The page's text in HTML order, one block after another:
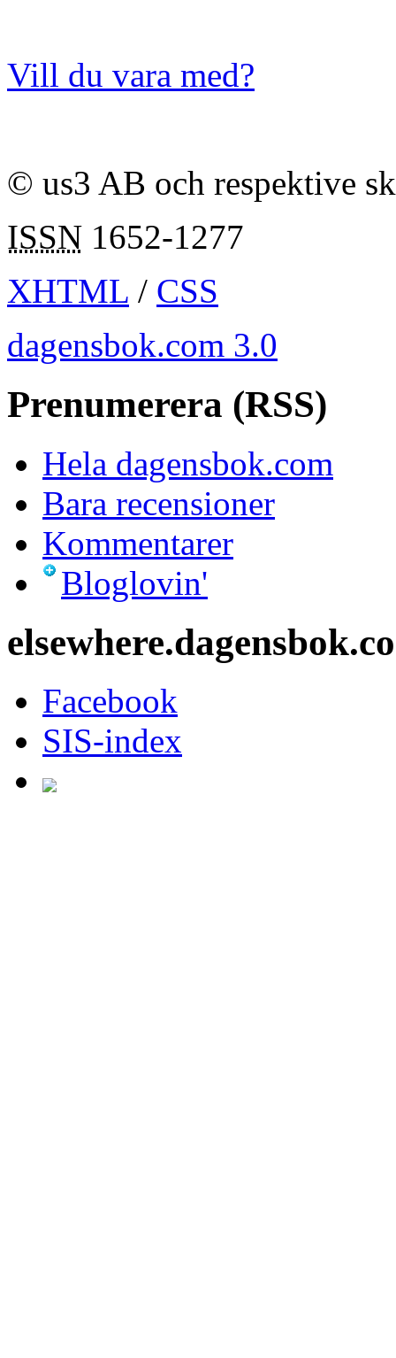
Vill du vara med?
© us3 AB och respektive
ISSN 1652-1277
XHTML / CSS
dagensbok.com 3.0
Prenumerera (RSS)
Hela dagensbok.com
Bara recensioner
Kommentarer
Bloglovin'
Facebook
SIS-index